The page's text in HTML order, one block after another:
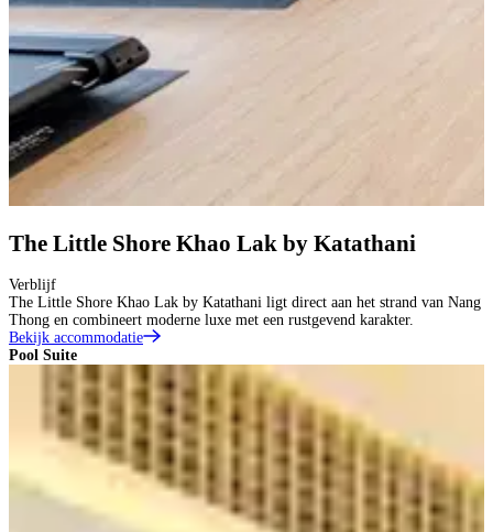
The Little Shore Khao Lak by Katathani
Verblijf
The Little Shore Khao Lak by Katathani ligt direct aan het strand van Nang
Thong en combineert moderne luxe met een rustgevend karakter.
Bekijk accommodatie
Pool Suite